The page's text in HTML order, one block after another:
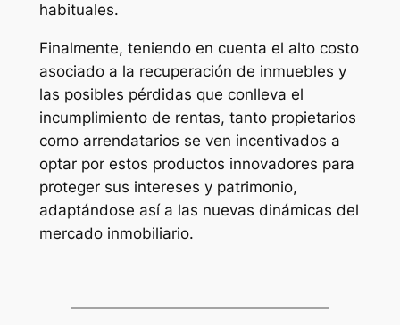
habituales.
Finalmente, teniendo en cuenta el alto costo
asociado a la recuperación de inmuebles y
las posibles pérdidas que conlleva el
incumplimiento de rentas, tanto propietarios
como arrendatarios se ven incentivados a
optar por estos productos innovadores para
proteger sus intereses y patrimonio,
adaptándose así a las nuevas dinámicas del
mercado inmobiliario.